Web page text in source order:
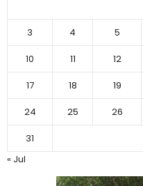
3
4 5
10
11 12
17
18 19
24
25 26
31
« Jul